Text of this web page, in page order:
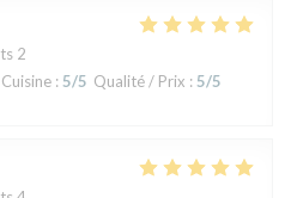
2
Cuisine : 5/5 Qualité / Prix : 5/5